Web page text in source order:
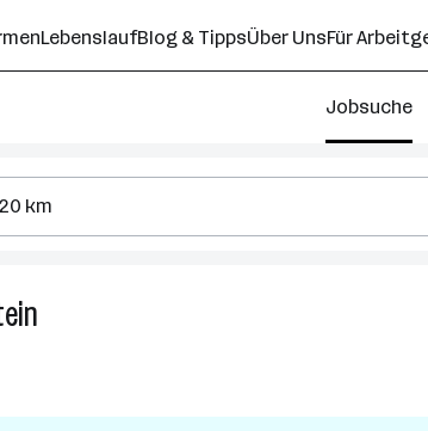
LebenslaufBlog & TippsÜber UnsFür
Jobsuche